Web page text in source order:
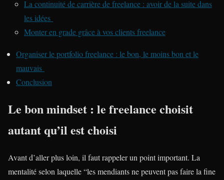
La continuité de carrière de freelance : avoir de la suite dans
les idées
Monter en grade grâce à vos clients freelance
Organiser le portfolio freelance : le bon, le moins bon et le
mauvais
Conclusion
Le bon mindset : le freelance choisit
autant qu’il est choisi
Avant d’aller plus loin, il faut rappeler un point important. La
mentalité selon laquelle “les mendiants ne peuvent pas faire la fine